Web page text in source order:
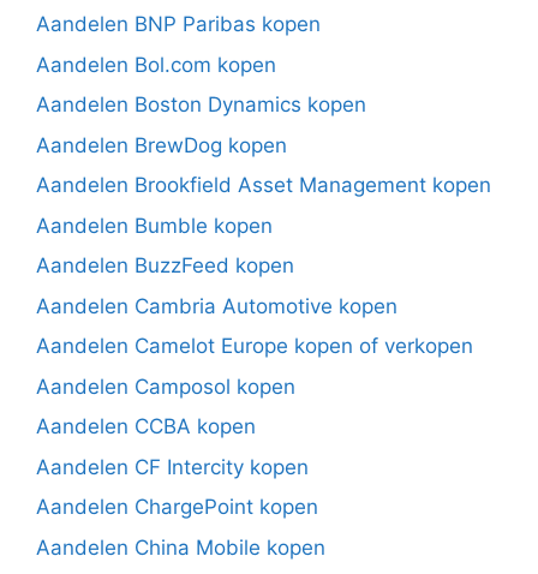
Aandelen BNP Paribas kopen
Aandelen Bol.com kopen
Aandelen Boston Dynamics kopen
Aandelen BrewDog kopen
Aandelen Brookfield Asset Management kopen
Aandelen Bumble kopen
Aandelen BuzzFeed kopen
Aandelen Cambria Automotive kopen
Aandelen Camelot Europe kopen of verkopen
Aandelen Camposol kopen
Aandelen CCBA kopen
Aandelen CF Intercity kopen
Aandelen ChargePoint kopen
Aandelen China Mobile kopen